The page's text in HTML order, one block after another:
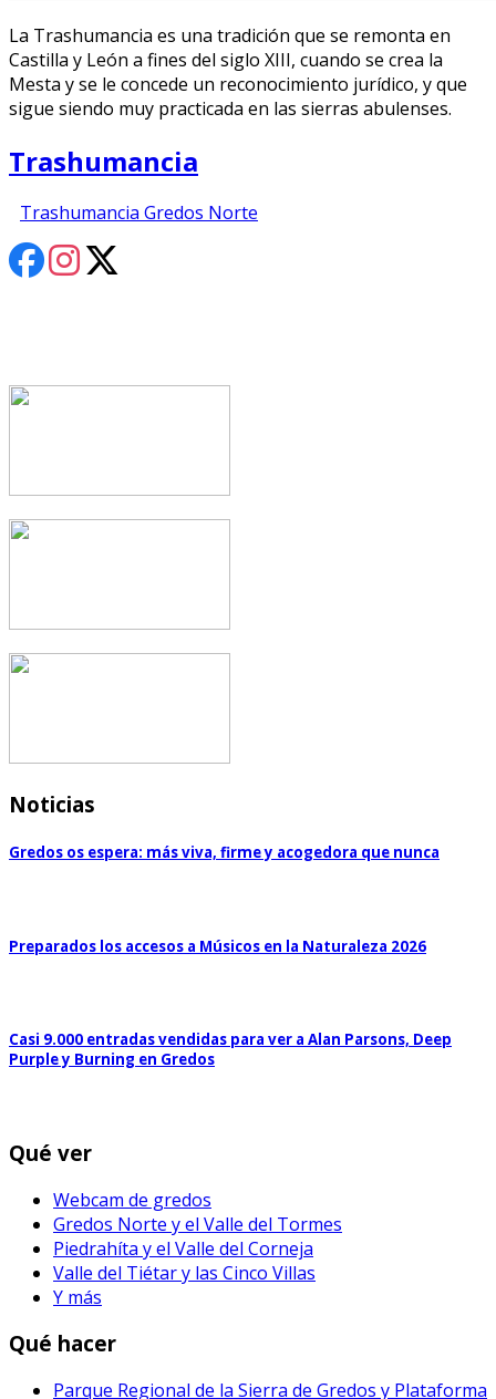
La Trashumancia es una tradición que se remonta en
Castilla y León a fines del siglo XIII, cuando se crea la
Mesta y se le concede un reconocimiento jurídico, y que
sigue siendo muy practicada en las sierras abulenses.
Trashumancia
Trashumancia Gredos Norte
Noticias
Gredos os espera: más viva, firme y acogedora que nunca
Preparados los accesos a Músicos en la Naturaleza 2026
Casi 9.000 entradas vendidas para ver a Alan Parsons, Deep
Purple y Burning en Gredos
Qué ver
Webcam de gredos
Gredos Norte y el Valle del Tormes
Piedrahíta y el Valle del Corneja
Valle del Tiétar y las Cinco Villas
Y más
Qué hacer
Parque Regional de la Sierra de Gredos y Plataforma